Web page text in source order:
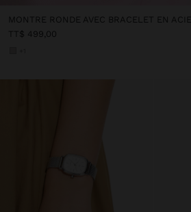
MONTRE RONDE AVEC BRACELET EN
TT$ 499,00